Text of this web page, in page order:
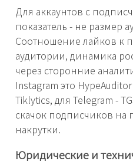
Для аккаунтов с
показатель - не размер
Соотношение лайков к
аудитории, динамика
через сторонние
Instagram это
Tiklytics, для Telegram -
скачок подписчиков на
накрутки.
Юридические и